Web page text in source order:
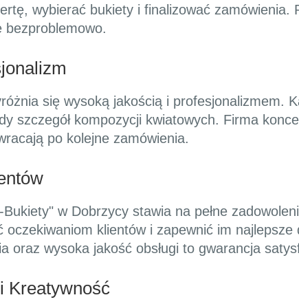
wybierać bukiety i finalizować
bezproblemowo.
się wysoką jakością i profesjonalizmem.
szczegół kompozycji kwiatowych. Firma
po kolejne zamówienia.
w Dobrzycy stawia na pełne
oczekiwaniom klientów i zapewnić im
oraz wysoka jakość obsługi to gwarancja
Kreatywność